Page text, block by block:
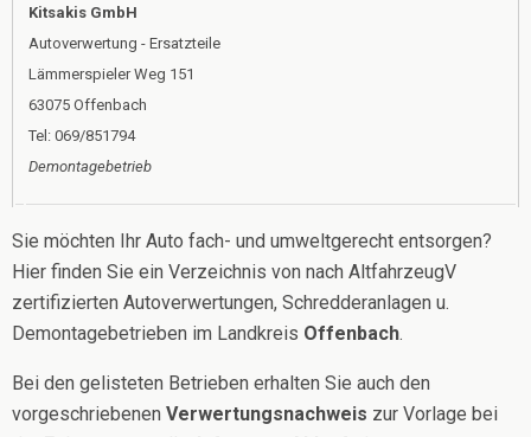
Kitsakis GmbH
Autoverwertung - Ersatzteile
Lämmerspieler Weg 151
63075 Offenbach
Tel: 069/851794
Demontagebetrieb
Sie möchten Ihr Auto fach- und umweltgerecht entsorgen?
Hier finden Sie ein Verzeichnis von nach AltfahrzeugV
zertifizierten Autoverwertungen, Schredderanlagen u.
Demontagebetrieben im Landkreis Offenbach.
Bei den gelisteten Betrieben erhalten Sie auch den
vorgeschriebenen Verwertungsnachweis zur Vorlage bei